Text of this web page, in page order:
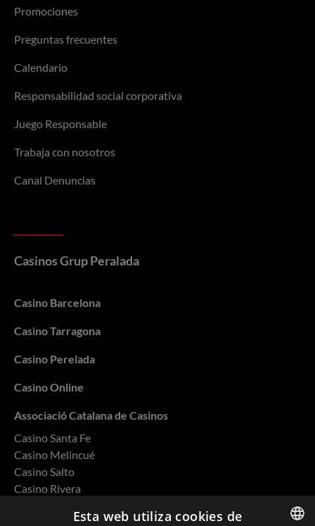
Promociones
Preguntas frecuentes
Calendario
Responsabilidad social corporativa
Juego Responsable
Trabaja con nosotros
Canal Denuncias
Casinos Grup Peralada
Casino Barcelona
Casino Tarragona
Casino Perelada
Casino Online
Associació Catalana de Casinos
Casino Santa Fe
Casino Melincué
Casino Salto
Casino Rivera
Esta web utiliza cookies de